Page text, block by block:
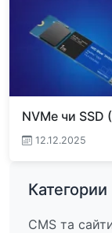
NVMe чи SSD
12.12.2025
Категории
CMS та